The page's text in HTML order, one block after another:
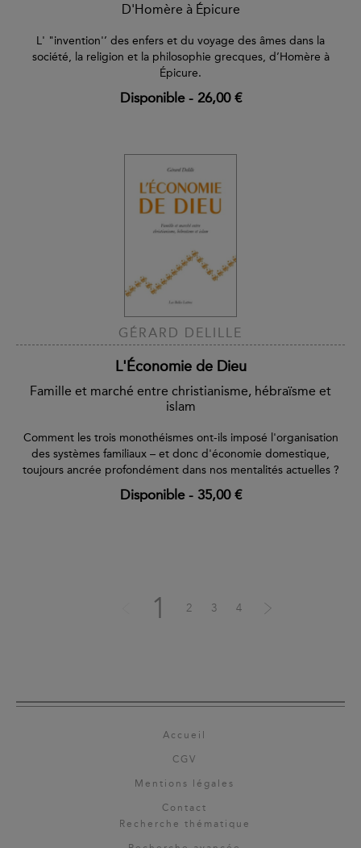
D'Homère à Épicure
L' "invention'’ des enfers et du voyage des âmes dans la
société, la religion et la philosophie grecques, d’Homère à
Épicure.
Disponible- 26,00 €
GÉRARD DELILLE
L'Économie de Dieu
Famille et marché entre christianisme, hébraïsme et
islam
Comment les trois monothéismes ont-ils imposé l'organisation
des systèmes familiaux – et donc d'économie domestique,
toujours ancrée profondément dans nos mentalités actuelles ?
Disponible- 35,00 €
1 2 3 4
Accueil
CGV
Mentions légales
Contact
Recherche thématique